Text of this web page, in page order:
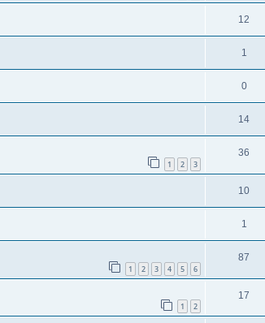
12
1
0
14
1 2 3
36
10
1
1 2 3 4 5 6
87
1 2
17